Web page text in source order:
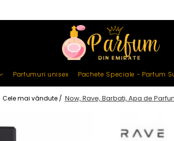
Parfumuri unisex Pachete Speciale - Parfum
Cele mai vândute / Now, Rave, Barbati, Apa de